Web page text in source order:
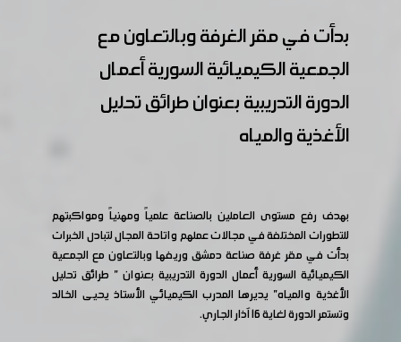
بدأت في مقر الغرفة وبالتعاون مع
الجمعية الكيميائية السورية أعمال
الدورة التدريبية بعنوان طرائق تحليل
الأغذية والمياه
بهدف رفع مستوى العاملين بالصناعة علمياً ومهنياً ومواكبتهم
للتطورات المختلفة في مجالات عملهم واتاحة المجال لتبادل الخبرات
بدأت في مقر غرفة صناعة دمشق وريفها وبالتعاون مع الجمعية
الكيميائية السورية أعمال الدورة التدريبية بعنوان " طرائق تحليل
الأغذية والمياه" يديرها المدرب الكيميائي الأستاذ يحيى الخالد
وتستمر الدورة لغاية 16 آذار الجاري.